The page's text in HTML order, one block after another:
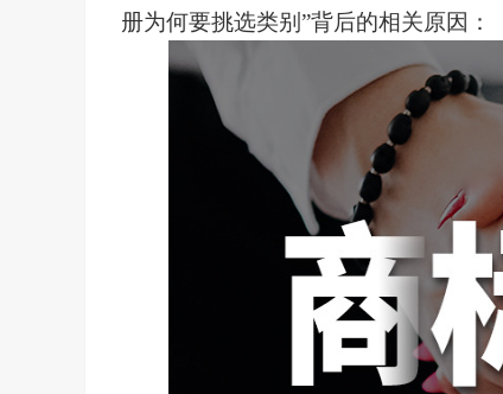
册为何要挑选类别”背后的相关原因：